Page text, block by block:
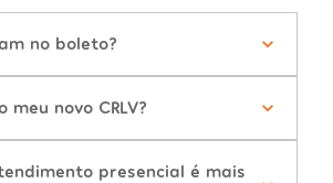
no boleto?
meu novo CRLV?
presencial é mais